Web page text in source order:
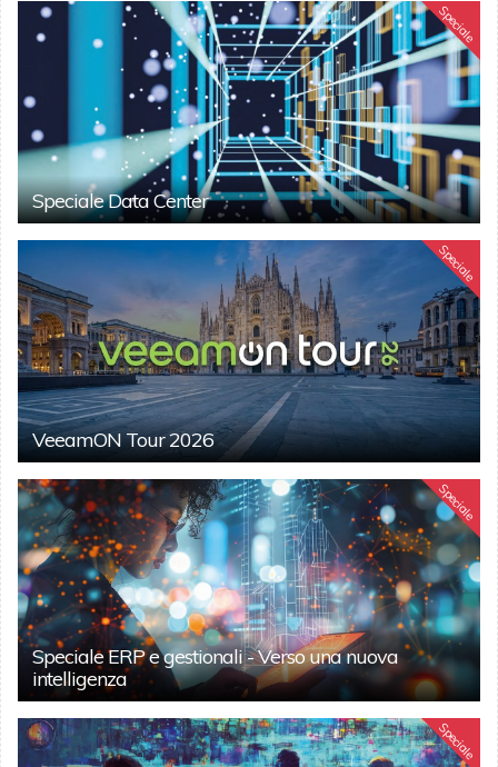
Speciale
Speciale Data Center
Speciale
VeeamON Tour 2026
Speciale
Speciale ERP e gestionali - Verso una nuova
intelligenza
Speciale